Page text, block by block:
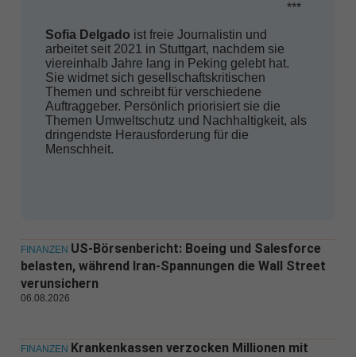
***
Sofia Delgado ist freie Journalistin und
arbeitet seit 2021 in Stuttgart, nachdem sie
viereinhalb Jahre lang in Peking gelebt hat.
Sie widmet sich gesellschaftskritischen
Themen und schreibt für verschiedene
Auftraggeber. Persönlich priorisiert sie die
Themen Umweltschutz und Nachhaltigkeit, als
dringendste Herausforderung für die
Menschheit.
FINANZEN US-Börsenbericht: Boeing und Salesforce
belasten, während Iran-Spannungen die Wall Street
verunsichern
06.08.2026
FINANZEN Krankenkassen verzocken Millionen mit